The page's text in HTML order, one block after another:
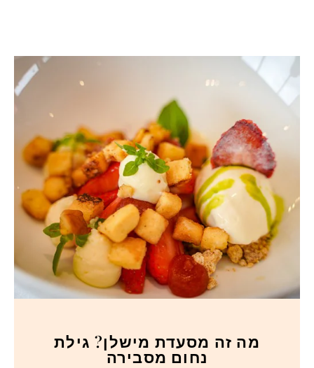
מה זה מסעדת מישלן? גילת
נחום מסבירה